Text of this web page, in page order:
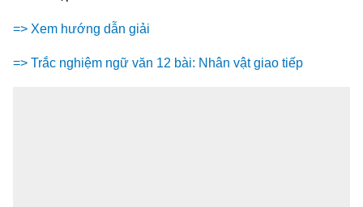
=> Xem hướng dẫn giải
=> Trắc nghiệm ngữ văn 12 bài: Nhân vật giao tiếp